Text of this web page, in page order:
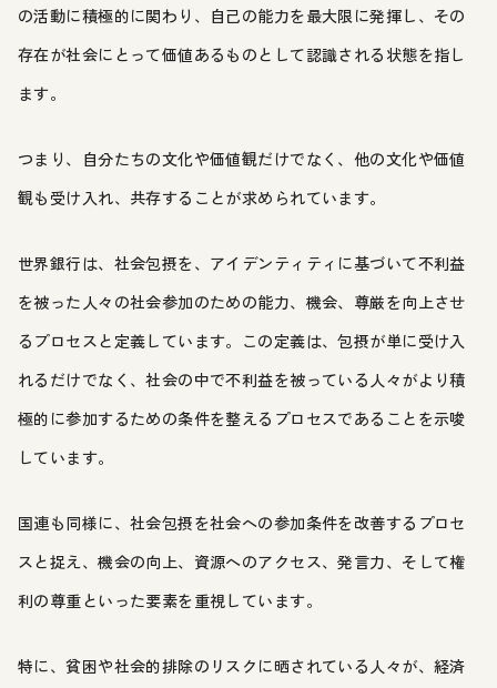
の活動に積極的に関わり、自己の能力を最大限に発揮し、その
存在が社会にとって価値あるものとして認識される状態を指し
ます。
つまり、自分たちの文化や価値観だけでなく、他の文化や価値
観も受け入れ、共存することが求められています。
世界銀行は、社会包摂を、アイデンティティに基づいて不利益
を被った人々の社会参加のための能力、機会、尊厳を向上させ
るプロセスと定義しています。この定義は、包摂が単に受け入
れるだけでなく、社会の中で不利益を被っている人々がより積
極的に参加するための条件を整えるプロセスであることを示唆
しています。
国連も同様に、社会包摂を社会への参加条件を改善するプロセ
スと捉え、機会の向上、資源へのアクセス、発言力、そして権
利の尊重といった要素を重視しています。
特に、貧困や社会的排除のリスクに晒されている人々が、経済